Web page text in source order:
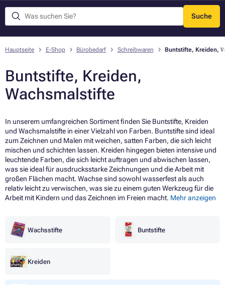
Suche
Menü
Hauptseite E-Shop Bürobedarf Schreibwaren Buntstifte, Kreiden,
Buntstifte, Kreiden,
Wachsmalstifte
In unserem umfangreichen Sortiment finden Sie Buntstifte, Kreiden
und Wachsmalstifte in einer Vielzahl von Farben. Buntstifte sind ideal
zum Zeichnen und Malen mit weichen, satten Farben, die sich leicht
mischen und schichten lassen. Kreiden hingegen bieten intensive und
leuchtende Farben, die sich leicht auftragen und abwischen lassen,
was sie ideal für ausdrucksstarke Zeichnungen und die Arbeit mit
großen Flächen macht. Wachse sind sowohl wasserfest als auch
relativ leicht zu verwischen, was sie zu einem guten Werkzeug für die
Arbeit mit Kindern und das Zeichnen im Freien macht. Mehr anzeigen
Wachsstifte Buntstifte
Kreiden